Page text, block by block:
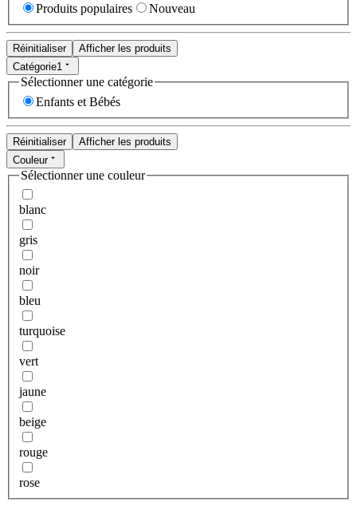
Produits populaires Nouveau
Réinitialiser
Afficher les produits
Catégorie1
Sélectionner une catégorie
Enfants et Bébés
Réinitialiser
Afficher les produits
Couleur
Sélectionner une couleur
blanc
gris
noir
bleu
turquoise
vert
jaune
beige
rouge
rose